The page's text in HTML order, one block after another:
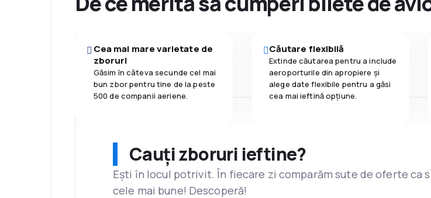
Cea mai mare varietate de
zboruri
Găsim în câteva secunde cel mai
bun zbor pentru tine de la peste
500 de companii aeriene.
Căutare flexibilă
Extinde căutarea pentru a include
aeroporturile din apropiere și
alege date flexibile pentru a găsi
cea mai ieftină opțiune.
Cauți zboruri ieftine?
Ești în locul potrivit. În fiecare zi comparăm sute de oferte ca
cele mai bune! Descoperă!